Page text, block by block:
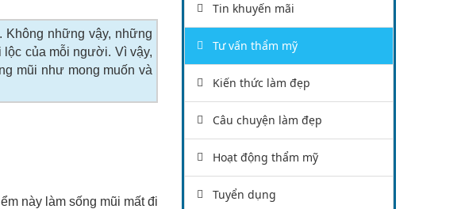
Không những vậy, những
của mỗi người. Vì vậy,
mũi như mong muốn và
này làm sống mũi mất đi
Tin khuyến mãi
Tư vấn thẩm mỹ
Kiến thức làm đẹp
Câu chuyện làm đẹp
Hoạt động thẩm mỹ
Tuyển dụng